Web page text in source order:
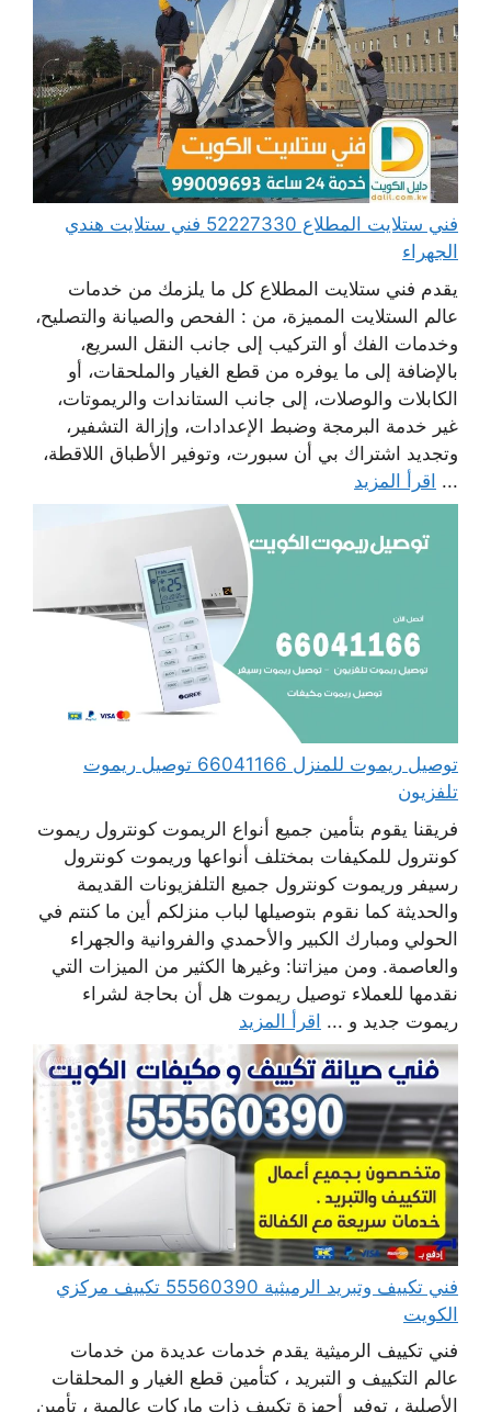
فني ستلايت المطلاع 52227330 فني ستلايت هندي
الجهراء
يقدم فني ستلايت المطلاع كل ما يلزمك من خدمات
عالم الستلايت المميزة، من : الفحص والصيانة والتصليح،
وخدمات الفك أو التركيب إلى جانب النقل السريع،
بالإضافة إلى ما يوفره من قطع الغيار والملحقات، أو
الكابلات والوصلات، إلى جانب الستاندات والريموتات،
غير خدمة البرمجة وضبط الإعدادات، وإزالة التشفير،
وتجديد اشتراك بي أن سبورت، وتوفير الأطباق اللاقطة،
... اقرأ المزيد
توصيل ريموت للمنزل 66041166 توصيل ريموت
تلفزيون
فريقنا يقوم بتأمين جميع أنواع الريموت كونترول ريموت
كونترول للمكيفات بمختلف أنواعها وريموت كونترول
رسيفر وريموت كونترول جميع التلفزيونات القديمة
والحديثة كما نقوم بتوصيلها لباب منزلكم أين ما كنتم في
الحولي ومبارك الكبير والأحمدي والفروانية والجهراء
والعاصمة. ومن ميزاتنا: وغيرها الكثير من الميزات التي
نقدمها للعملاء توصيل ريموت هل أن بحاجة لشراء
ريموت جديد و ... اقرأ المزيد
فني تكييف وتبريد الرميثية 55560390 تكييف مركزي
الكويت
فني تكييف الرميثية يقدم خدمات عديدة من خدمات
عالم التكييف و التبريد ، كتأمين قطع الغيار و المحلقات
الأصلية ، توفير أجهزة تكييف ذات ماركات عالمية ، تأمين